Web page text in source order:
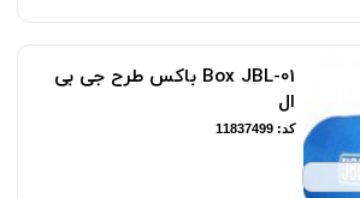
Box JBL-01 باکس طرح جی بی
ال
کد: 11837499